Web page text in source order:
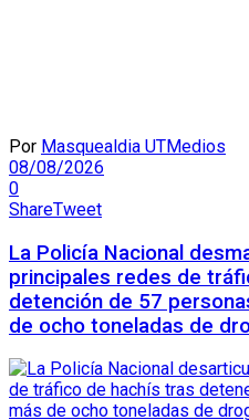
Por Masquealdia UTMedios
08/08/2026
0
ShareTweet
La Policía Nacional
principales redes de
detención de 57
de ocho toneladas de